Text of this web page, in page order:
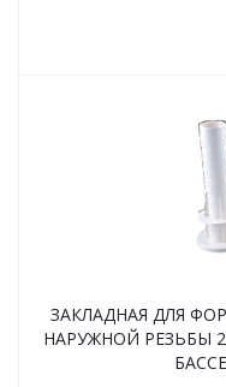
ЗАКЛАДНАЯ ДЛЯ
НАРУЖНОЙ РЕЗЬБЫ